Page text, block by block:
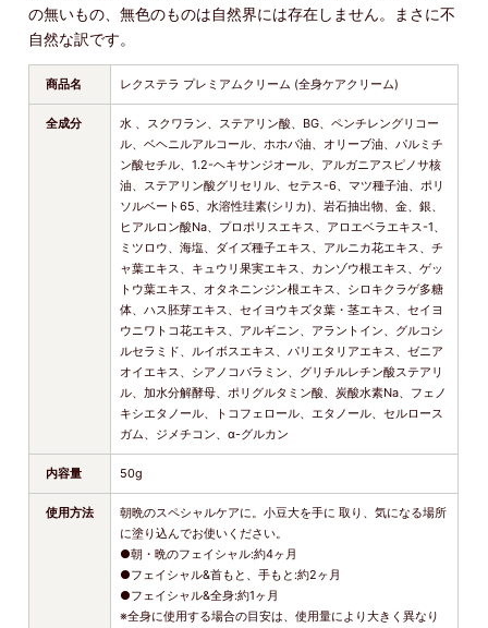
の無いもの、無色のものは自然界には存在しません。まさに不
自然な訳です。
商品名 レクステラ プレミアムクリーム (全身ケアクリーム)
全成分
水 、スクワラン、ステアリン酸、BG、ペンチレングリコー
ル、ベヘニルアルコール、ホホバ油、オリーブ油、パルミチ
ン酸セチル、1.2-ヘキサンジオール、アルガニアスピノサ核
油、ステアリン酸グリセリル、セテス-6、マツ種子油、ポリ
ソルベート65、水溶性珪素(シリカ)、岩石抽出物、金、銀、
ヒアルロン酸Na、プロポリスエキス、アロエベラエキス-1、
ミツロウ、海塩、ダイズ種子エキス、アルニカ花エキス、チ
ャ葉エキス、キュウリ果実エキス、カンゾウ根エキス、ゲッ
トウ葉エキス、オタネニンジン根エキス、シロキクラゲ多糖
体、ハス胚芽エキス、セイヨウキズタ葉・茎エキス、セイヨ
ウニワトコ花エキス、アルギニン、アラントイン、グルコシ
ルセラミド、ルイボスエキス、パリエタリアエキス、ゼニア
オイエキス、シアノコバラミン、グリチルレチン酸ステアリ
ル、加水分解酵母、ポリグルタミン酸、炭酸水素Na、フェノ
キシエタノール、トコフェロール、エタノール、セルロース
ガム、ジメチコン、α-グルカン
内容量 50g
使用方法
朝晩のスペシャルケアに。小豆大を手に 取り、気になる場所
に塗り込んでお使いください。
●朝・晩のフェイシャル:約4ヶ月
●フェイシャル&首もと、手もと:約2ヶ月
●フェイシャル&全身:約1ヶ月
※全身に使用する場合の目安は、使用量により大きく異なり